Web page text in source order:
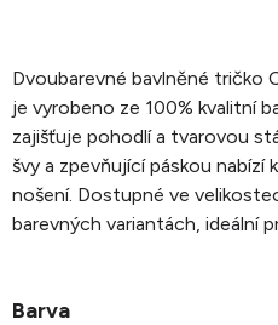
Dvoubarevné bavlněné tričko
je vyrobeno ze 100% kvalitní
zajišťuje pohodlí a tvarovou
švy a zpevňující páskou
nošení. Dostupné ve
barevných variantách, ideální
Barva